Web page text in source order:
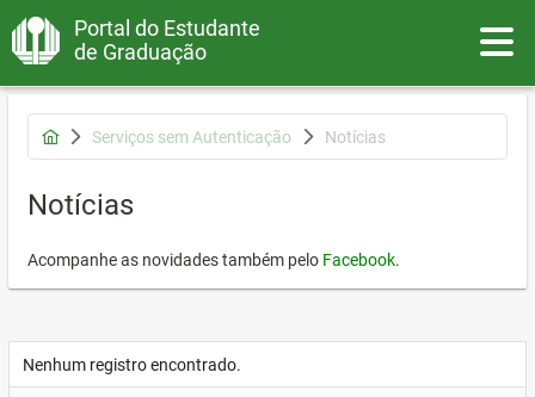
Portal do Estudante
de Graduação
Serviços sem Autenticação Notícias
Notícias
Acompanhe as novidades também pelo Facebook.
Nenhum registro encontrado.